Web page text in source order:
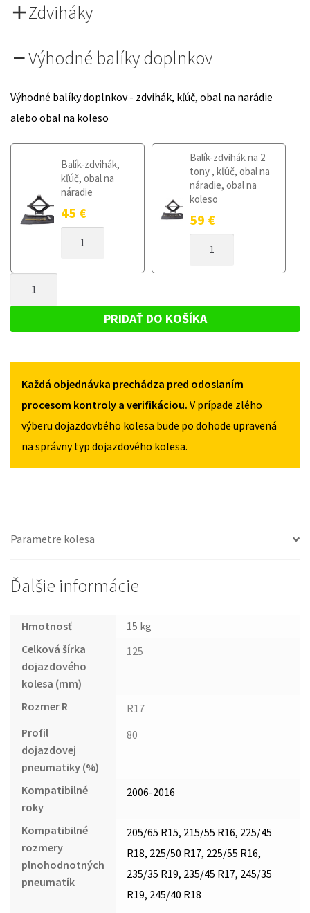
Zdviháky
Výhodné balíky doplnkov
Výhodné balíky doplnkov - zdvihák, kľúč, obal na narádie
alebo obal na koleso
Balík-zdvihák,
kľúč, obal na
náradie
45 €
DOJAZDOVÉ
VOLVO
II
2016
Balík-zdvihák na 2
tony , kľúč, obal na
náradie, obal na
koleso
59 €
DOJAZDOVÉ
II
2006-
5X108
VOLVO
2006-
2016
125/80R17
PRIDAŤ DO KOŠÍKA
Každá objednávka prechádza pred odoslaním
procesom kontroly a verifikáciou. V prípade zlého
výberu dojazdovbého kolesa bude po dohode upravená
na správny typ dojazdového kolesa.
Parametre kolesa
Ďalšie informácie
Hmotnosť
15 kg
Celková šírka
dojazdového
kolesa (mm)
125
Rozmer R
R17
Profil
dojazdovej
pneumatiky (%)
80
Kompatibilné
roky
2006-2016
Kompatibilné
rozmery
plnohodnotných
pneumatík
205/65 R15, 215/55 R16, 225/45
R18, 225/50 R17, 225/55 R16,
235/35 R19, 235/45 R17, 245/35
R19, 245/40 R18